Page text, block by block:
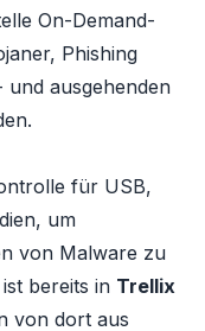
On-Demand-
Phishing
und ausgehenden
für USB,
um
von Malware zu
bereits in Trellix
von dort aus